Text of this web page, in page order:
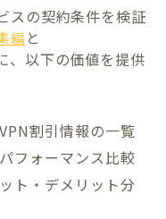
スの契約条件を検証
編 と
、以下の価値を提供
割引情報の一覧
フォーマンス比較
ト・デメリット分